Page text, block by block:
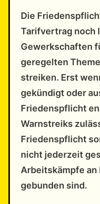
Die
Tarifvertrag noch
Gewerkschaften
geregelten
streiken. Erst
gekündigt oder
Friedenspflicht
Warnstreiks
Friedenspflicht
nicht jederzeit
Arbeitskämpfe an
gebunden sind.